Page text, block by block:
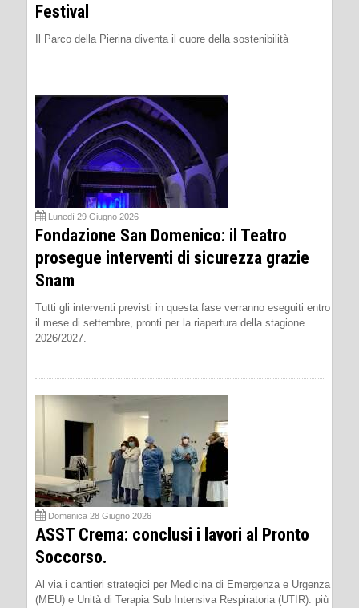
Festival
Il Parco della Pierina diventa il cuore della sostenibilità
Lunedì 29 Giugno 2026
Fondazione San Domenico: il Teatro
prosegue interventi di sicurezza grazie
Snam
Tutti gli interventi previsti in questa fase verranno eseguiti entro
il mese di settembre, pronti per la riapertura della stagione
2026/2027.
Domenica 28 Giugno 2026
ASST Crema: conclusi i lavori al Pronto
Soccorso.
Al via i cantieri strategici per Medicina di Emergenza e Urgenza
(MEU) e Unità di Terapia Sub Intensiva Respiratoria (UTIR): più